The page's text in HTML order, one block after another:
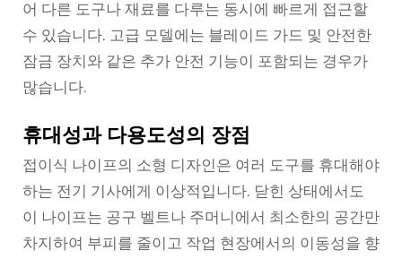
어 다른 도구나 재료를 다루는 동시에 빠르게 접근할
수 있습니다. 고급 모델에는 블레이드 가드 및 안전한
잠금 장치와 같은 추가 안전 기능이 포함되는 경우가
많습니다.
휴대성과 다용도성의 장점
접이식 나이프의 소형 디자인은 여러 도구를 휴대해야
하는 전기 기사에게 이상적입니다. 닫힌 상태에서도
이 나이프는 공구 벨트나 주머니에서 최소한의 공간만
차지하여 부피를 줄이고 작업 현장에서의 이동성을 향